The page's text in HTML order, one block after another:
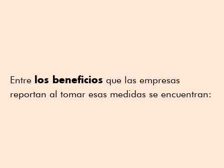
Entre los beneficios que las empresas
reportan al tomar esas medidas se encuentran: